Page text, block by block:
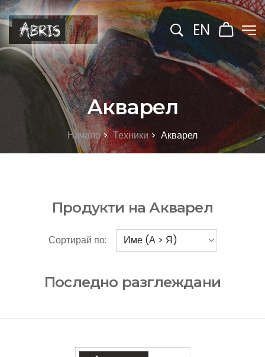
EN
Акварел
Начало> Техники> Акварел
Продукти на Акварел
Сортирай по:
Последно разглеждани